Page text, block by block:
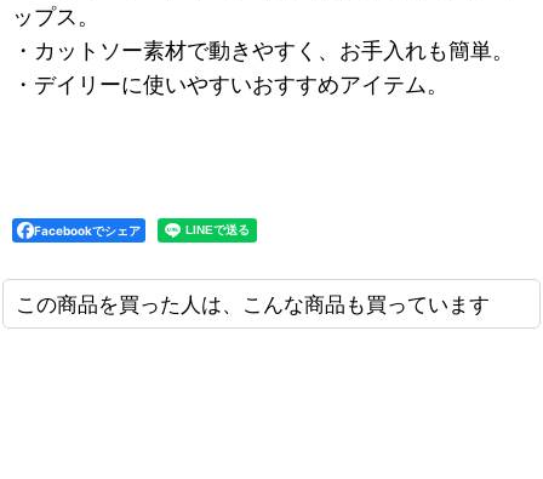
ップス。
・カットソー素材で動きやすく、お手入れも簡単。
・デイリーに使いやすいおすすめアイテム。
Facebookでシェア
この商品を買った人は、こんな商品も買っています